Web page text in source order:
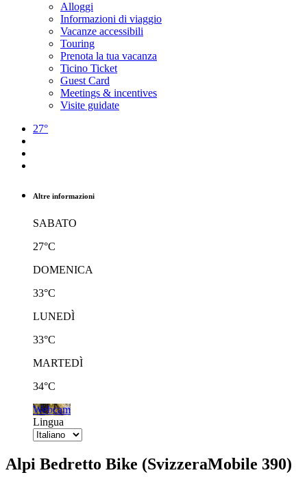
Alloggi
Informazioni di viaggio
Vacanze accessibili
Touring
Prenota la tua vacanza
Ticino Ticket
Guest Card
Meetings & incentives
Visite guidate
27°
Altre informazioni
SABATO
27°C
DOMENICA
33°C
LUNEDÌ
33°C
MARTEDÌ
34°C
Webcam
Lingua
Alpi Bedretto Bike (SvizzeraMobile 390)